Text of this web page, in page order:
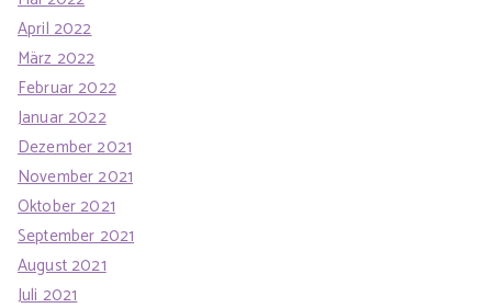
April 2022
März 2022
Februar 2022
Januar 2022
Dezember 2021
November 2021
Oktober 2021
September 2021
August 2021
Juli 2021